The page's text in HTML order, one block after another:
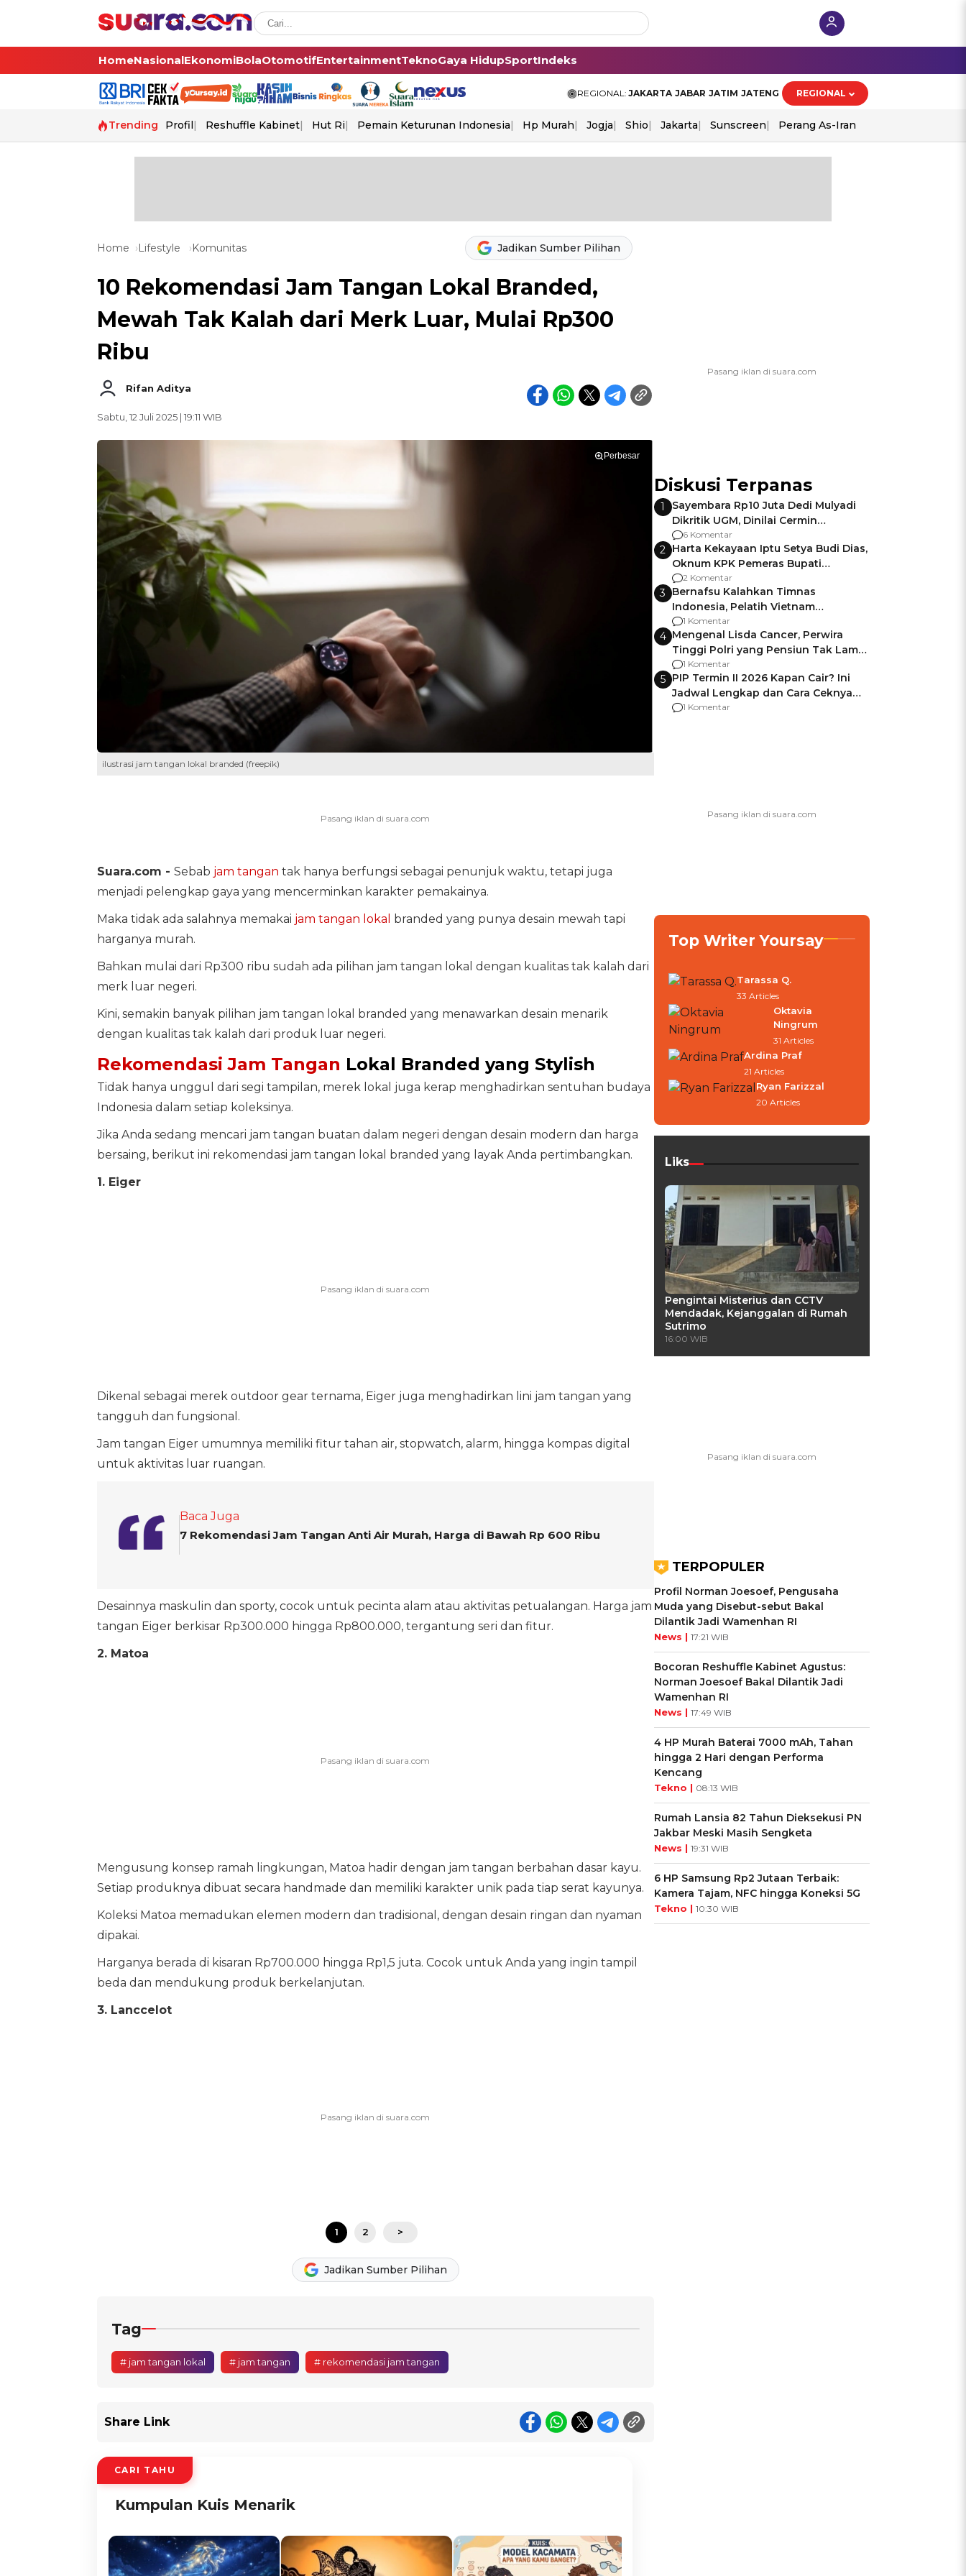
HomeNasionalEkonomiBolaOtomotifEntertainmentTeknoGaya HidupSportIndeks
REGIONAL: JAKARTA JABAR JATIM JATENG REGIONAL
Trending Profil Reshuffle Kabinet Hut Ri Pemain Keturunan Indonesia Hp Murah Jogja Shio Jakarta Sunscreen Perang As-Iran
Home Lifestyle Komunitas Jadikan Sumber Pilihan
10 Rekomendasi Jam Tangan Lokal Branded,
Mewah Tak Kalah dari Merk Luar, Mulai Rp300
Ribu
Rifan Aditya
Sabtu, 12 Juli 2025 | 19:11 WIB
Perbesar
ilustrasi jam tangan lokal branded (freepik)
Suara.com - Sebab jam tangan tak hanya berfungsi sebagai penunjuk waktu, tetapi juga
menjadi pelengkap gaya yang mencerminkan karakter pemakainya.
Maka tidak ada salahnya memakai jam tangan lokal branded yang punya desain mewah tapi
harganya murah.
Bahkan mulai dari Rp300 ribu sudah ada pilihan jam tangan lokal dengan kualitas tak kalah dari
merk luar negeri.
Kini, semakin banyak pilihan jam tangan lokal branded yang menawarkan desain menarik
dengan kualitas tak kalah dari produk luar negeri.
Rekomendasi Jam Tangan Lokal Branded yang Stylish
Tidak hanya unggul dari segi tampilan, merek lokal juga kerap menghadirkan sentuhan budaya
Indonesia dalam setiap koleksinya.
Jika Anda sedang mencari jam tangan buatan dalam negeri dengan desain modern dan harga
bersaing, berikut ini rekomendasi jam tangan lokal branded yang layak Anda pertimbangkan.
1. Eiger
Dikenal sebagai merek outdoor gear ternama, Eiger juga menghadirkan lini jam tangan yang
tangguh dan fungsional.
Jam tangan Eiger umumnya memiliki fitur tahan air, stopwatch, alarm, hingga kompas digital
untuk aktivitas luar ruangan.
Baca Juga
7 Rekomendasi Jam Tangan Anti Air Murah, Harga di Bawah Rp 600 Ribu
Desainnya maskulin dan sporty, cocok untuk pecinta alam atau aktivitas petualangan. Harga jam
tangan Eiger berkisar Rp300.000 hingga Rp800.000, tergantung seri dan fitur.
2. Matoa
Mengusung konsep ramah lingkungan, Matoa hadir dengan jam tangan berbahan dasar kayu.
Setiap produknya dibuat secara handmade dan memiliki karakter unik pada tiap serat kayunya.
Koleksi Matoa memadukan elemen modern dan tradisional, dengan desain ringan dan nyaman
dipakai.
Harganya berada di kisaran Rp700.000 hingga Rp1,5 juta. Cocok untuk Anda yang ingin tampil
beda dan mendukung produk berkelanjutan.
3. Lanccelot
1 2 >
Jadikan Sumber Pilihan
Tag
# jam tangan lokal # jam tangan # rekomendasi jam tangan
Share Link
CARI TAHU
Kumpulan Kuis Menarik
Diskusi Terpanas
1
Sayembara Rp10 Juta Dedi Mulyadi
Dikritik UGM, Dinilai Cermin
Gagalnya Negara Jamin Keamanan
6 Komentar
2 Harta Kekayaan Iptu Setya Budi Dias,
Oknum KPK Pemeras Bupati
Pemalang
2 Komentar
3 Bernafsu Kalahkan Timnas
Indonesia, Pelatih Vietnam
Berencana Pakai Jimat di Pakansari
1 Komentar
4 Mengenal Lisda Cancer, Perwira
Tinggi Polri yang Pensiun Tak Lama
Usai Jadi Brigjen
1 Komentar
5 PIP Termin II 2026 Kapan Cair? Ini
Jadwal Lengkap dan Cara Ceknya
agar Dana Tidak Hangus!
1 Komentar
Top Writer Yoursay
Tarassa Q.
33 Articles
Oktavia
Ningrum
31 Articles
Ardina Praf
21 Articles
Ryan Farizzal
20 Articles
Liks
Pengintai Misterius dan CCTV
Mendadak, Kejanggalan di Rumah
Sutrimo
16:00 WIB
TERPOPULER
Profil Norman Joesoef, Pengusaha
Muda yang Disebut-sebut Bakal
Dilantik Jadi Wamenhan RI
News | 17:21 WIB
Bocoran Reshuffle Kabinet Agustus:
Norman Joesoef Bakal Dilantik Jadi
Wamenhan RI
News | 17:49 WIB
4 HP Murah Baterai 7000 mAh, Tahan
hingga 2 Hari dengan Performa
Kencang
Tekno | 08:13 WIB
Rumah Lansia 82 Tahun Dieksekusi PN
Jakbar Meski Masih Sengketa
News | 19:31 WIB
6 HP Samsung Rp2 Jutaan Terbaik:
Kamera Tajam, NFC hingga Koneksi 5G
Tekno | 10:30 WIB